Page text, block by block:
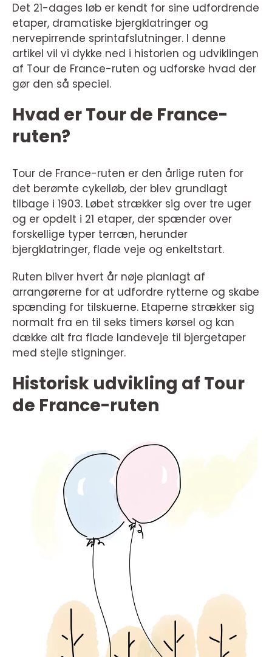
Det 21-dages løb er kendt for sine udfordrende
etaper, dramatiske bjergklatringer og
nervepirrende sprintafslutninger. I denne
artikel vil vi dykke ned i historien og udviklingen
af Tour de France-ruten og udforske hvad der
gør den så speciel.
Hvad er Tour de France-
ruten?
Tour de France-ruten er den årlige ruten for
det berømte cykelløb, der blev grundlagt
tilbage i 1903. Løbet strækker sig over tre uger
og er opdelt i 21 etaper, der spænder over
forskellige typer terræn, herunder
bjergklatringer, flade veje og enkeltstart.
Ruten bliver hvert år nøje planlagt af
arrangørerne for at udfordre rytterne og skabe
spænding for tilskuerne. Etaperne strækker sig
normalt fra en til seks timers kørsel og kan
dække alt fra flade landeveje til bjergetaper
med stejle stigninger.
Historisk udvikling af Tour
de France-ruten